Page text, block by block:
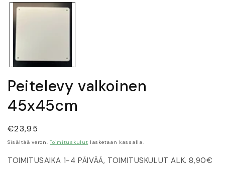
modaalisessa
Peitelevy valkoinen
45x45cm
Normaalihinta
€23,95
Sisältää veron.Toimituskulut lasketaan kassalla.
TOIMITUSAIKA 1-4 PÄIVÄÄ, TOIMITUSKULUT ALK. 8,90€